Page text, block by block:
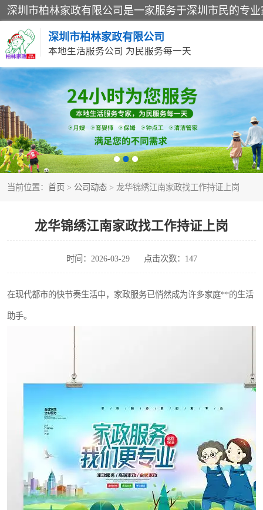
深圳市柏林家政有限公司
本地生活服务公司 为民服务每一天
当前位置： 首页 > 公司动态 > 龙华锦绣江南家政找工作持证上岗
龙华锦绣江南家政找工作持证上岗
时间：2026-03-29 点击次数：147
在现代都市的快节奏生活中，家政服务已悄然成为许多家庭**的生活
助手。
家居保洁
家庭保姆